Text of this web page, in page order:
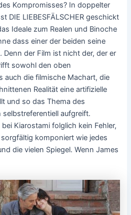
Kompromisses? In doppelter
DIE LIEBESFÄLSCHER geschickt
Ideale zum Realen und Binoche
dass einer der beiden seine
Denn der Film ist nicht der, der er
sowohl den oben
auch die filmische Machart, die
Realität eine artifizielle
und so das Thema des
selbstreferentiell aufgreift.
Kiarostami folglich kein Fehler,
komponiert wie jedes
die vielen Spiegel. Wenn James